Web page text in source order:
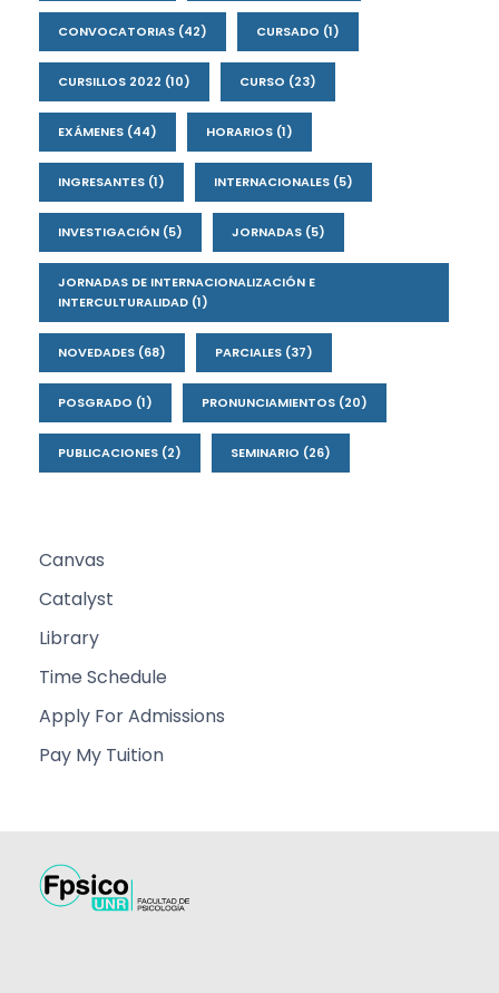
CONVOCATORIAS (42) CURSADO (1)
CURSILLOS 2022 (10) CURSO (23)
EXÁMENES (44) HORARIOS (1)
INGRESANTES (1) INTERNACIONALES (5)
INVESTIGACIÓN (5) JORNADAS (5)
JORNADAS DE INTERNACIONALIZACIÓN E
INTERCULTURALIDAD (1)
NOVEDADES (68) PARCIALES (37)
POSGRADO (1) PRONUNCIAMIENTOS (20)
PUBLICACIONES (2) SEMINARIO (26)
Canvas
Catalyst
Library
Time Schedule
Apply For Admissions
Pay My Tuition